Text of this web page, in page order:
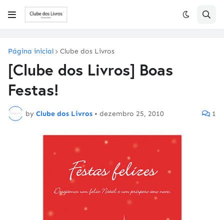
Página inicial Clube dos Livros
[Clube dos Livros] Boas
Festas!
by Clube dos Livros • dezembro 25, 2010 1